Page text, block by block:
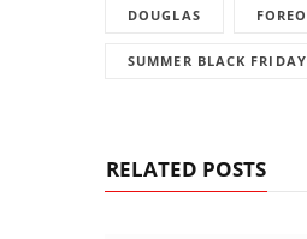
DOUGLAS FOREO
SUMMER BLACK FRIDAY
RELATED POSTS